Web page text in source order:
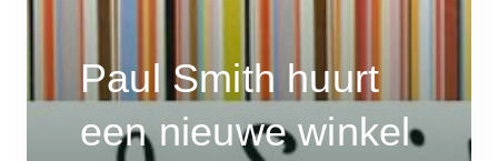
Paul Smith huurt
een nieuwe winkel